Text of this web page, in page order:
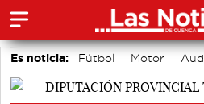
Es noticia: Fútbol Motor
Bádminton
Medio Ambiente